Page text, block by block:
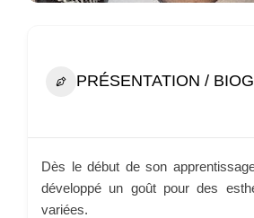
PRÉSENTATION /
Dès le début de son
développé un goût pour des
variées.